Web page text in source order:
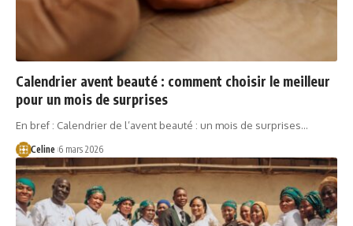
Calendrier avent beauté : comment choisir le meilleur
pour un mois de surprises
En bref : Calendrier de l’avent beauté : un mois de surprises…
Celine 6 mars 2026